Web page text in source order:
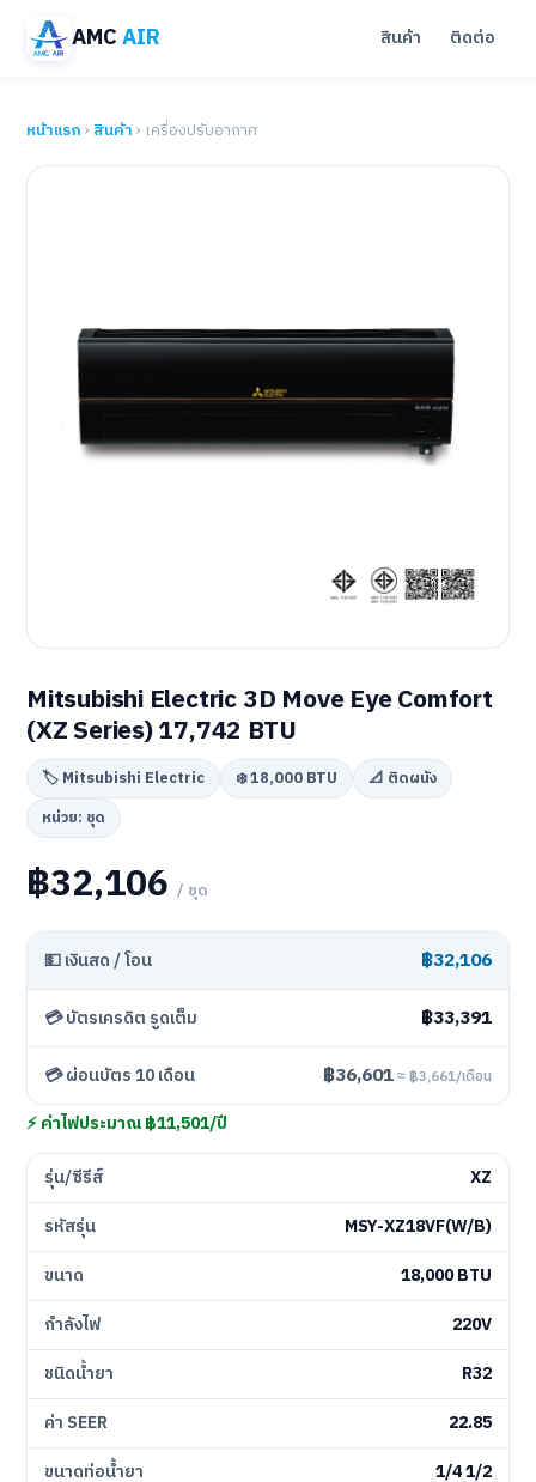
AMCAIR สินค้า ติดต่อ
หน้าแรก› สินค้า› เครื่องปรับอากาศ
Mitsubishi Electric 3D Move Eye Comfort
(XZ Series) 17,742 BTU
🏷️ Mitsubishi Electric ❄️ 18,000 BTU
📐 ติดผนัง
หน่วย: ชุด
฿32,106 / ชุด
💵 เงินสด / โอน ฿32,106
💳 บัตรเครดิต รูดเต็ม ฿33,391
💳 ผ่อนบัตร 10 เดือน ฿36,601≈ ฿3,661/เดือน
⚡ ค่าไฟประมาณ ฿11,501/ปี
รุ่น/ซีรีส์
XZ
รหัสรุ่น
MSY-XZ18VF(W/B)
ขนาด
18,000 BTU
กำลังไฟ
220V
ชนิดน้ำยา
R32
ค่า SEER
22.85
ขนาดท่อน้ำยา
1/4 1/2